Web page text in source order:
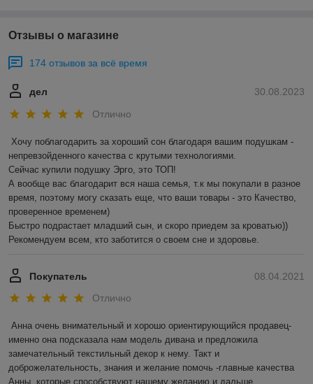
Мебель для гостиной из натурального дереваколлекции
"RIO" -естественность Вашего дома
комфорта жизни...
Отзывы о магазине
174 отзывов за всё время
30.08.2023
дел
Отлично
Хочу поблагодарить за хороший сон благодаря вашим подушкам -
непревзойденного качества с крутыми технологиями.
Сейчас купили подушку Эрго, это ТОП!
А вообще вас благодарит вся наша семья, т.к мы покупали в разное
время, поэтому могу сказать еще, что ваши товары - это Качество,
проверенное временем)
Быстро подрастает младший сын, и скоро приедем за кроватью))
Рекомендуем всем, кто заботится о своем сне и здоровье.
08.04.2021
Покупатель
Отлично
Анна очень внимательный и хорошо ориентирующийся продавец-
именно она подсказала нам модель дивана и предложила
замечательный текстильный декор к нему. Такт и
доброжелательность, знания и желание помочь -главные качества
Анны, которые способствуют нашему желанию и дальше